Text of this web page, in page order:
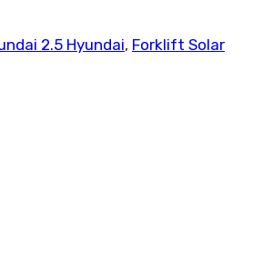
2.5 Hyundai, Forklift Solar